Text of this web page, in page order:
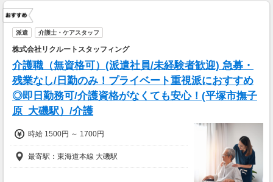
派遣 介護士・ケアスタッフ
株式会社リクルートスタッフィング
介護職（無資格可）(派遣社員/未経験者歓迎) 急募・
残業なし/日勤のみ！プライベート重視派におすすめ
◎即日勤務可/介護資格がなくても安心！(平塚市撫子
原_大磯駅）/介護
時給 1500円 ～ 1700円
最寄駅：東海道本線 大磯駅